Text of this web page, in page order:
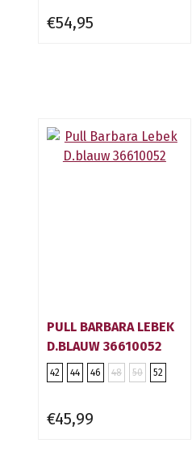
€54,95
PULL BARBARA LEBEK
D.BLAUW 36610052
42 44 46 48 50 52
€45,99